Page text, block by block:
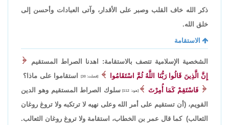
ذكر الله خاف القلب وصبر على الأقدار، وآتى العبادات وأحسن إلى
خلق الله.
الاستقامة
الشخصية الإسلامية تتصف بالاستقامة: اهدنا الصراط المستقيم
إِنَّ الَّذِينَ قَالُوا رَبُّنَا اللَّهُ ثُمَّ اسْتَقَامُوا
[فصلت: 30]
استقاموا على ماذا؟
فَاسْتَقِمْ كَمَا أُمِرْتَ
[هود: 112]
سلوك الصراط المستقيم وهو الدين
القويم، (أن تستقيم على أمر الله وعلى نهيه لا ترتكبه ولا تروغ روغان
الثعالب) كما قال عمر بن الخطاب، استقامة ولا تروغ روغان الثعالب.